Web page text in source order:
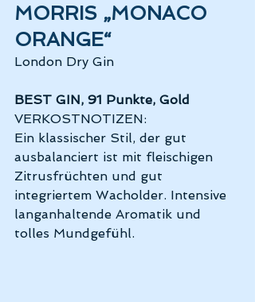
MORRIS „MONACO
ORANGE“
London Dry Gin
BEST GIN, 91 Punkte, Gold
VERKOSTNOTIZEN:
Ein klassischer Stil, der gut
ausbalanciert ist mit fleischigen
Zitrusfrüchten und gut
integriertem Wacholder. Intensive
langanhaltende Aromatik und
tolles Mundgefühl.